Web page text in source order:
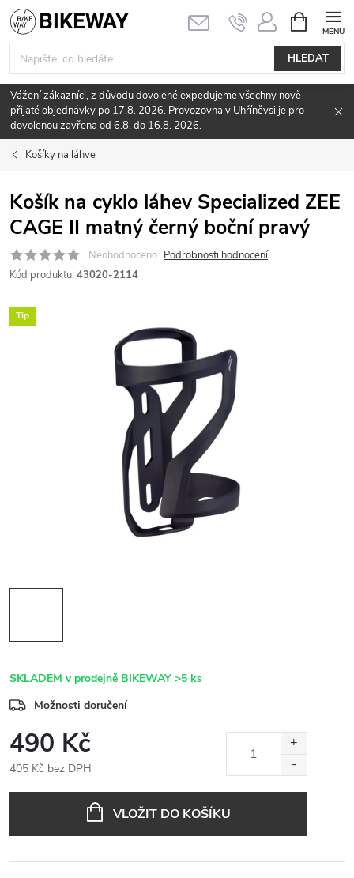
Přejít
na
obsah
HLEDAT
NÁKUPNÍ
KOŠÍK
Vážení zákazníci, z důvodu dovolené expedujeme všechny nově
přijaté objednávky po 17.8. 2026. Provozovna v Uhříněvsi je pro
dovolenou zavřena od 6.8. do 16.8. 2026.
Košíky na láhve
Košík na cyklo láhev Specialized ZEE
CAGE II matný černý boční pravý
Neohodnoceno Podrobnosti hodnocení
Kód produktu: 43020-2114
Tip
SKLADEM v prodejně BIKEWAY >5 ks
Možnosti doručení
490 Kč
405 Kč bez DPH
VLOŽIT DO KOŠÍKU